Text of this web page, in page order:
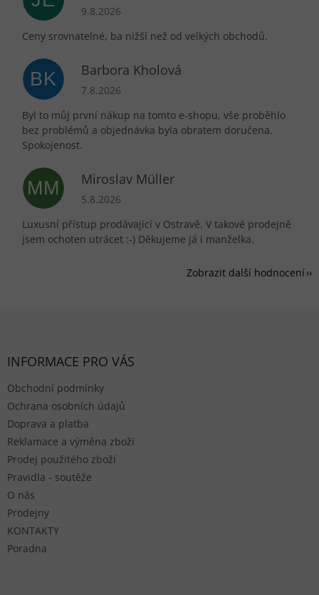
Hodnocení obchodu je 5 z 5 hvězdiček.
9.8.2026
Ceny srovnatelné, ba nižší než od velkých obchodů.
BK Barbora Kholová
Hodnocení obchodu je 5 z 5 hvězdiček.
7.8.2026
Byl to můj první nákup na tomto e-shopu, vše proběhlo
bez problémů a objednávka byla obratem doručena.
Spokojenost.
MM Miroslav Müller
Hodnocení obchodu je 5 z 5 hvězdiček.
5.8.2026
Luxusní přístup prodávající v Ostravě. V takové prodejně
jsem ochoten utrácet :-) Děkujeme já i manželka.
Zobrazit další hodnocení
INFORMACE PRO VÁS
Obchodní podmínky
Ochrana osobních údajů
Doprava a platba
Reklamace a výměna zboží
Prodej použitého zboží
Pravidla - soutěže
O nás
Prodejny
KONTAKTY
Poradna